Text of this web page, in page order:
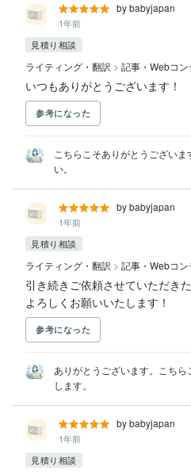
by babyjapan
1年前
見積り相談
ライティング・翻訳 > 記事・Webコ
いつもありがとうございます！
参考になった
こちらこそありがとうござい
い。
by babyjapan
1年前
見積り相談
ライティング・翻訳 > 記事・Webコ
引き続きご依頼させていただき
よろしくお願いいたします！
参考になった
ありがとうございます。こち
します。
by babyjapan
1年前
見積り相談